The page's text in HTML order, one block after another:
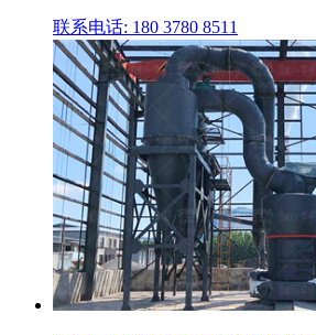
联系电话: 180 3780 8511